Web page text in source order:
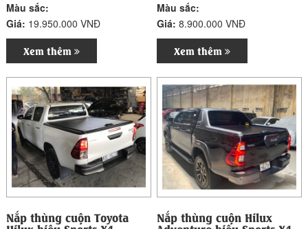
Màu sắc:
Giá: 19.950.000 VNĐ
Xem thêm
Màu sắc:
Giá:8.900.000 VNĐ
Xem thêm
Nắp thùng cuộn Toyota Nắp thùng cuộn Hilux